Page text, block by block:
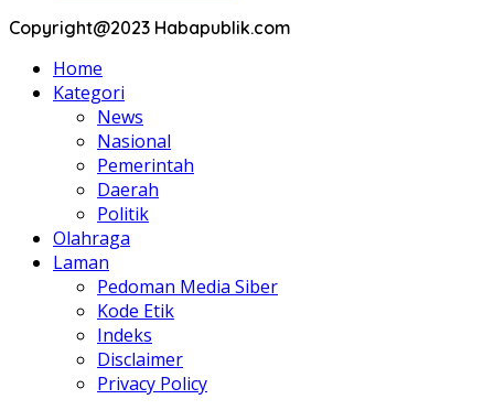
Copyright@2023 Habapublik.com
Home
Kategori
News
Nasional
Pemerintah
Daerah
Politik
Olahraga
Laman
Pedoman Media Siber
Kode Etik
Indeks
Disclaimer
Privacy Policy